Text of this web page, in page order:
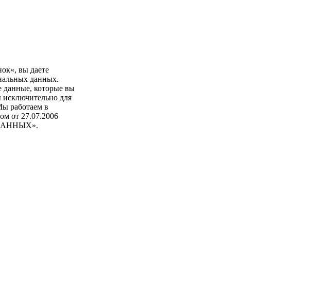
«, вы даете
данных.
данные, которые вы
исключительно для
работаем в
от 27.07.2006